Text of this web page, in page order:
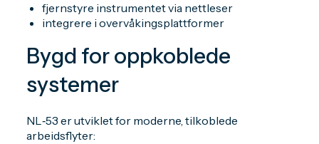
fjernstyre instrumentet via nettleser
integrere i overvåkingsplattformer
Bygd for oppkoblede
systemer
NL‑53 er utviklet for moderne, tilkoblede
arbeidsflyter: